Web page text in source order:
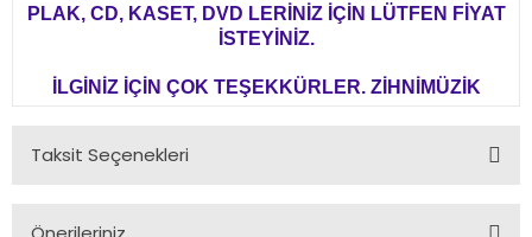
PLAK, CD, KASET, DVD LERİNİZ İÇİN LÜTFEN FİYAT
İSTEYİNİZ.
İLGİNİZ İÇİN ÇOK TEŞEKKÜRLER. ZİHNİMÜZİK
Taksit Seçenekleri